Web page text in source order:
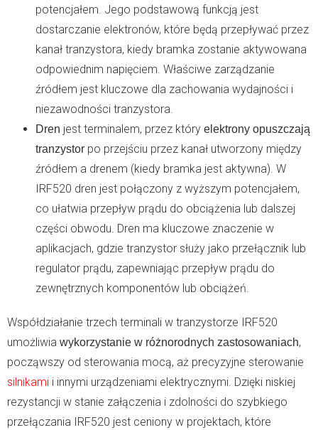
potencjałem. Jego podstawową funkcją jest
dostarczanie elektronów, które będą przepływać przez
kanał tranzystora, kiedy bramka zostanie aktywowana
odpowiednim napięciem. Właściwe zarządzanie
źródłem jest kluczowe dla zachowania wydajności i
niezawodności tranzystora.
Dren jest terminalem, przez który elektrony opuszczają
tranzystor po przejściu przez kanał utworzony między
źródłem a drenem (kiedy bramka jest aktywna). W
IRF520 dren jest połączony z wyższym potencjałem,
co ułatwia przepływ prądu do obciążenia lub dalszej
części obwodu. Dren ma kluczowe znaczenie w
aplikacjach, gdzie tranzystor służy jako przełącznik lub
regulator prądu, zapewniając przepływ prądu do
zewnętrznych komponentów lub obciążeń.
Współdziałanie trzech terminali w tranzystorze IRF520
umożliwia wykorzystanie w różnorodnych zastosowaniach,
począwszy od sterowania mocą, aż precyzyjne sterowanie
silnikami i innymi urządzeniami elektrycznymi. Dzięki niskiej
rezystancji w stanie załączenia i zdolności do szybkiego
przełączania IRF520 jest ceniony w projektach, które